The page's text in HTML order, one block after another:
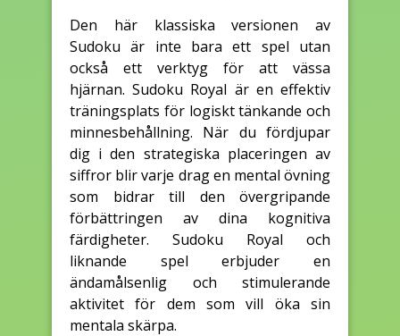
Den här klassiska versionen av
Sudoku är inte bara ett spel utan
också ett verktyg för att vässa
hjärnan. Sudoku Royal är en effektiv
träningsplats för logiskt tänkande och
minnesbehållning. När du fördjupar
dig i den strategiska placeringen av
siffror blir varje drag en mental övning
som bidrar till den övergripande
förbättringen av dina kognitiva
färdigheter. Sudoku Royal och
liknande spel erbjuder en
ändamålsenlig och stimulerande
aktivitet för dem som vill öka sin
mentala skärpa.